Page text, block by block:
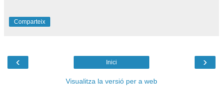
Comparteix
‹ ›
Inici
Visualitza la versió per a web